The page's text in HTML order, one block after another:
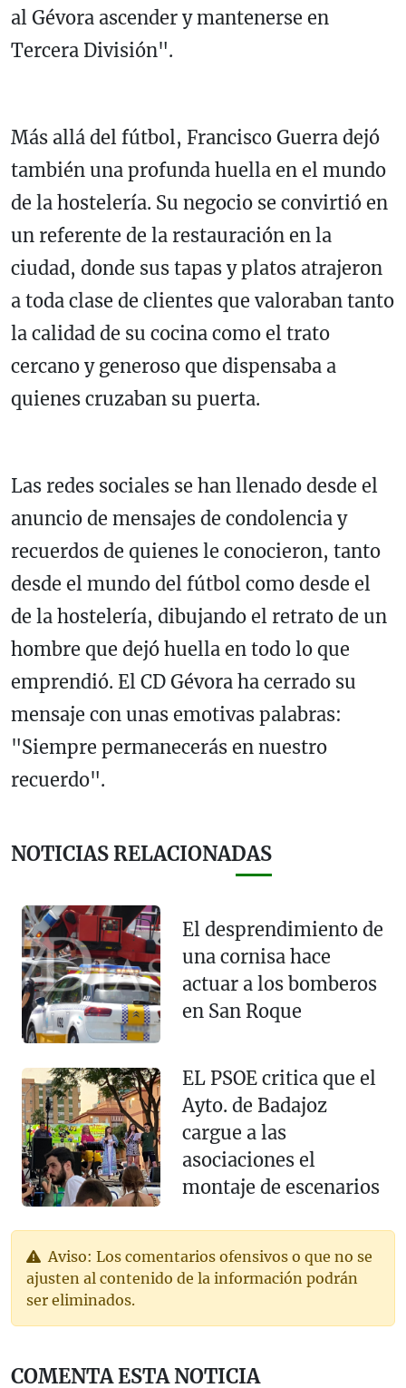
al Gévora ascender y mantenerse en
Tercera División".
Más allá del fútbol, Francisco Guerra dejó
también una profunda huella en el mundo
de la hostelería. Su negocio se convirtió en
un referente de la restauración en la
ciudad, donde sus tapas y platos atrajeron
a toda clase de clientes que valoraban tanto
la calidad de su cocina como el trato
cercano y generoso que dispensaba a
quienes cruzaban su puerta.
Las redes sociales se han llenado desde el
anuncio de mensajes de condolencia y
recuerdos de quienes le conocieron, tanto
desde el mundo del fútbol como desde el
de la hostelería, dibujando el retrato de un
hombre que dejó huella en todo lo que
emprendió. El CD Gévora ha cerrado su
mensaje con unas emotivas palabras:
"Siempre permanecerás en nuestro
recuerdo".
NOTICIAS RELACIONADAS
El desprendimiento de
una cornisa hace
actuar a los bomberos
en San Roque
EL PSOE critica que el
Ayto. de Badajoz
cargue a las
asociaciones el
montaje de escenarios
Aviso: Los comentarios ofensivos o que no se
ajusten al contenido de la información podrán
ser eliminados.
COMENTA ESTA NOTICIA